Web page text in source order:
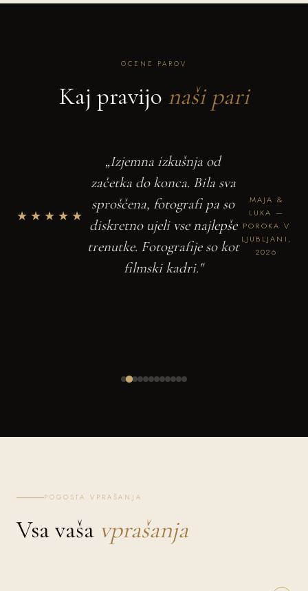
OCENE PAROV
Kaj pravijo naši pari
★★★★★
„Izjemna izkušnja od
začetka do konca. Bila sva
sproščena, fotografi pa so
diskretno ujeli vse najlepše
trenutke. Fotografije so kot
filmski kadri."
MAJA &
LUKA —
POROKA V
LJUBLJANI,
2026
POGOSTA VPRAŠANJA
Vsa vaša vprašanja